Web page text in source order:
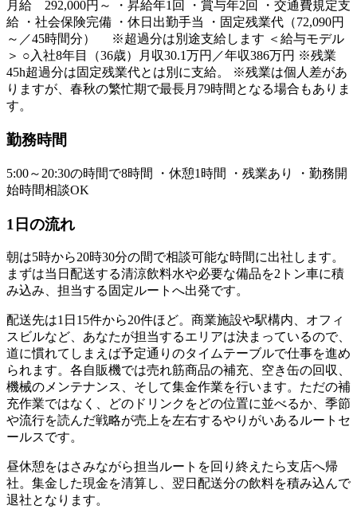
月給 292,000円～ ・昇給年1回 ・賞与年2回 ・交通費規定支
給 ・社会保険完備 ・休日出勤手当 ・固定残業代（72,090円
～／45時間分） ※超過分は別途支給します ＜給与モデル
＞ ○入社8年目（36歳）月収30.1万円／年収386万円 ※残業
45h超過分は固定残業代とは別に支給。 ※残業は個人差があ
りますが、春秋の繁忙期で最長月79時間となる場合もありま
す。
勤務時間
5:00～20:30の時間で8時間 ・休憩1時間 ・残業あり ・勤務開
始時間相談OK
1日の流れ
朝は5時から20時30分の間で相談可能な時間に出社します。
まずは当日配送する清涼飲料水や必要な備品を2トン車に積
み込み、担当する固定ルートへ出発です。
配送先は1日15件から20件ほど。商業施設や駅構内、オフィ
スビルなど、あなたが担当するエリアは決まっているので、
道に慣れてしまえば予定通りのタイムテーブルで仕事を進め
られます。各自販機では売れ筋商品の補充、空き缶の回収、
機械のメンテナンス、そして集金作業を行います。ただの補
充作業ではなく、どのドリンクをどの位置に並べるか、季節
や流行を読んだ戦略が売上を左右するやりがいあるルートセ
ールスです。
昼休憩をはさみながら担当ルートを回り終えたら支店へ帰
社。集金した現金を清算し、翌日配送分の飲料を積み込んで
退社となります。